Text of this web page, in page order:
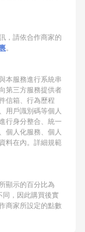
，請依合作商家的
。
本服務進行系統串
第三方服務提供者
信箱、行為歷程
用戶識別碼等個人
行身分整合、統一
個人化服務、個人
料在內。詳細規範
顯示的百分比為
同，因此購買後實
商家所設定的點數